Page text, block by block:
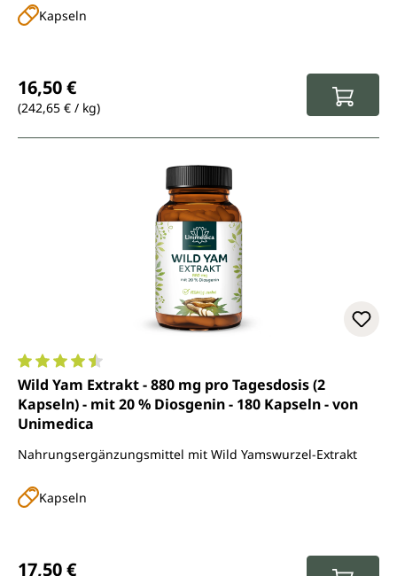
Kapseln
16,50 €
(242,65 € / kg)
Durchschnittliche Bewertung von 4.6 von 5 Sternen
Wild Yam Extrakt - 880 mg pro Tagesdosis (2
Kapseln) - mit 20 % Diosgenin - 180 Kapseln - von
Unimedica
Nahrungsergänzungsmittel mit Wild Yamswurzel-Extrakt
Kapseln
17,50 €